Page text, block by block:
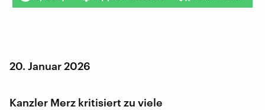
20. Januar 2026
Kanzler Merz kritisiert zu viele